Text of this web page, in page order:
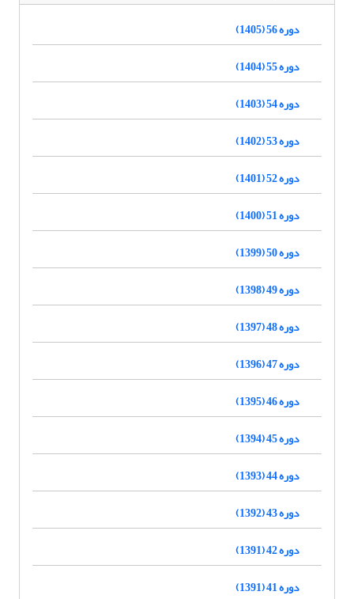
دوره 56 (1405)
دوره 55 (1404)
دوره 54 (1403)
دوره 53 (1402)
دوره 52 (1401)
دوره 51 (1400)
دوره 50 (1399)
دوره 49 (1398)
دوره 48 (1397)
دوره 47 (1396)
دوره 46 (1395)
دوره 45 (1394)
دوره 44 (1393)
دوره 43 (1392)
دوره 42 (1391)
دوره 41 (1391)